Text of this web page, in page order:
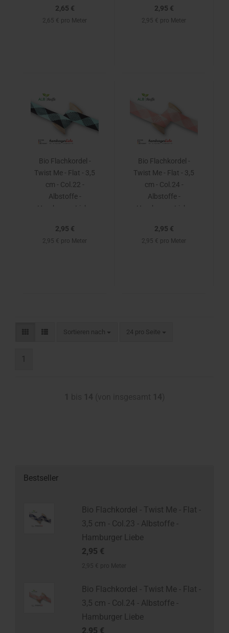
2,65 €
2,65 € pro Meter
2,95 €
2,95 € pro Meter
Bio Flachkordel -
Twist Me - Flat - 3,5
cm - Col.22 -
Albstoffe -
Hamburger Liebe
2,95 €
2,95 € pro Meter
Bio Flachkordel -
Twist Me - Flat - 3,5
cm - Col.24 -
Albstoffe -
Hamburger Liebe
2,95 €
2,95 € pro Meter
Sortieren nach 24 pro Seite
1
Bestseller
Bio Flachkordel - Twist Me - Flat -
3,5 cm - Col.23 - Albstoffe -
Hamburger Liebe
2,95 €
Bio Flachkordel - Twist Me - Flat -
3,5 cm - Col.24 - Albstoffe -
Hamburger Liebe
2,95 €